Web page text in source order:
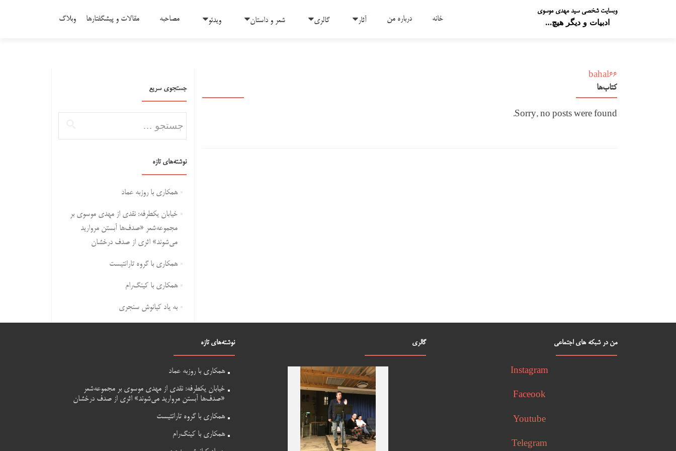
وبسایت شخصی سید مهدی موسوی
ادبیات و دیگر هیچ…
خانه
درباره من آثار گالری شعر و داستان ویدئو مصاحبه مقالات و پیشگفتارها وبلاگ
bahal66
کتاب‌ها
Sorry, no posts were found.
جستجوی سریع
نوشته‌های تازه
همکاری با روزبه عماد
خیابان یکطرفه: نقدی از مهدی موسوی بر
مجموعه‌شعر «صدف‌ها آبستن مروارید
می‌شوند» اثری از صدف درخشان
همکاری با گروه تارانتیست
همکاری با کینگ‌رام
به یاد کیانوش سنجری
من در شبکه های اجتماعی
Instagram
Faceook
Youtube
Telegram
گالری نوشته‌های تازه
همکاری با روزبه عماد
خیابان یکطرفه: نقدی از مهدی موسوی بر مجموعه‌شعر
«صدف‌ها آبستن مروارید می‌شوند» اثری از صدف درخشان
همکاری با گروه تارانتیست
همکاری با کینگ‌رام